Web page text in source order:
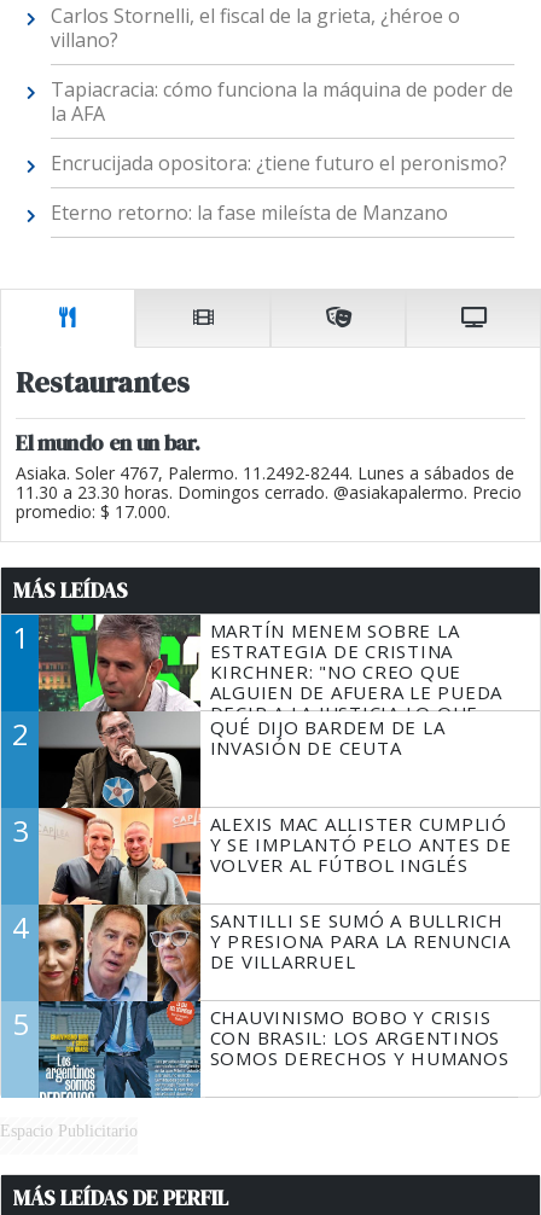
Carlos Stornelli, el fiscal de la grieta, ¿héroe o
villano?
Tapiacracia: cómo funciona la máquina de poder de
la AFA
Encrucijada opositora: ¿tiene futuro el peronismo?
Eterno retorno: la fase mileísta de Manzano
Restaurantes
El mundo en un bar.
Asiaka. Soler 4767, Palermo. 11.2492-8244. Lunes a sábados de
11.30 a 23.30 horas. Domingos cerrado. @asiakapalermo. Precio
promedio: $ 17.000.
MÁS LEÍDAS
1
MARTÍN MENEM SOBRE LA
ESTRATEGIA DE CRISTINA
KIRCHNER: "NO CREO QUE
ALGUIEN DE AFUERA LE PUEDA
DECIR A LA JUSTICIA LO QUE
TIENE QUE HACER"
2
QUÉ DIJO BARDEM DE LA
INVASIÓN DE CEUTA
3
ALEXIS MAC ALLISTER CUMPLIÓ
Y SE IMPLANTÓ PELO ANTES DE
VOLVER AL FÚTBOL INGLÉS
4
SANTILLI SE SUMÓ A BULLRICH
Y PRESIONA PARA LA RENUNCIA
DE VILLARRUEL
5
CHAUVINISMO BOBO Y CRISIS
CON BRASIL: LOS ARGENTINOS
SOMOS DERECHOS Y HUMANOS
Espacio Publicitario
MÁS LEÍDAS DE PERFIL